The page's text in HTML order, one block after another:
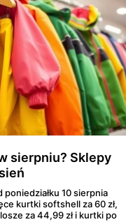
sierpniu? Sklepy
poniedziałku 10 sierpnia
kurtki softshell za 60 zł,
za 44,99 zł i kurtki po